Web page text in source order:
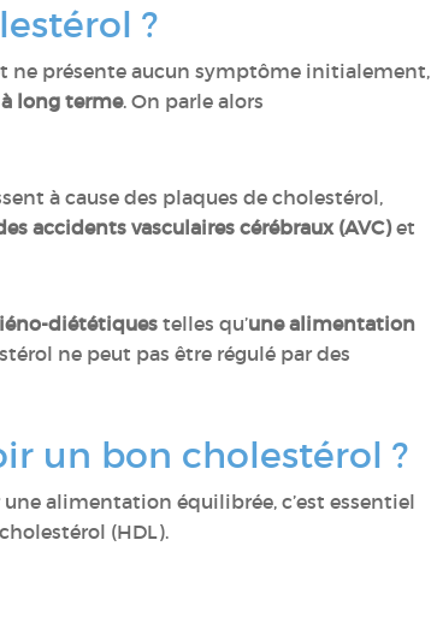
?
ne présente aucun symptôme initialement,
long terme. On parle alors
à cause des plaques de cholestérol,
accidents vasculaires cérébraux (AVC)et
diététiques telles qu’une alimentation
ne peut pas être régulé par des
un bon cholestérol ?
une alimentation équilibrée, c’est essentiel
(HDL).